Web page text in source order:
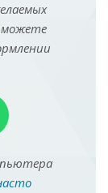
можете